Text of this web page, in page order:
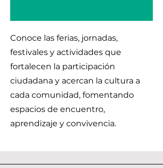
Conoce las ferias, jornadas,
festivales y actividades que
fortalecen la participación
ciudadana y acercan la cultura a
cada comunidad, fomentando
espacios de encuentro,
aprendizaje y convivencia.